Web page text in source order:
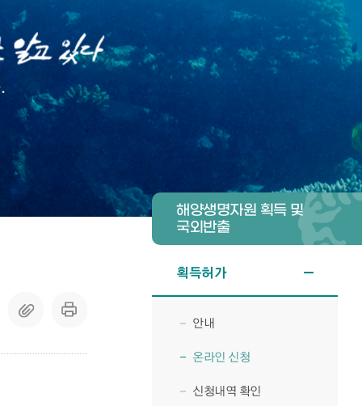
해양생명자원 획득 및
국외반출
획득허가
안내
온라인 신청
신청내역 확인